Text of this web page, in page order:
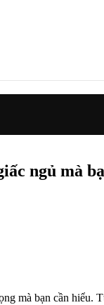
ngủ mà
mà bạn cần